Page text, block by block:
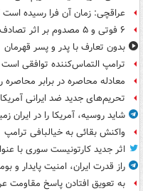
عراقچی: زمان آن فرا رسیده
۶ فوتی و ۵ مصدوم بر اثر تصادف زنجیره‌ای
بدون تعارف با پدر و پسر قهرمان
ترامپ التماس‌کننده توافقی
معادله محاصره در برابر محاصره
تحریم‌های جدید ضد ایرانی آمریکا
شاید روسیه، آمریکا را در ایران
واکنش بقائی به خیالبافی ترامپ
اثر جدید کارتونیست سوری با
راز قدرت ایران، امنیت پایدار و
به تعویق افتادن پاسخ مقاومت